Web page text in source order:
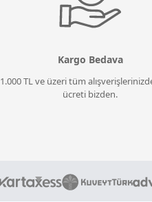
Kargo Bedava
1.000 TL ve üzeri tüm
ücreti bizden.